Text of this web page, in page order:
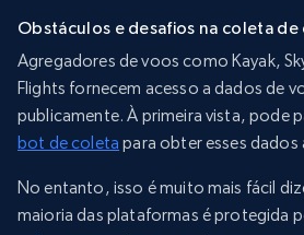
Obstáculos e desafios na coleta
Agregadores de voos como Kayak,
Flights fornecem acesso a dados de
publicamente. À primeira vista, pode
bot de coleta para obter esses
No entanto, isso é muito mais fácil
maioria das plataformas é protegida